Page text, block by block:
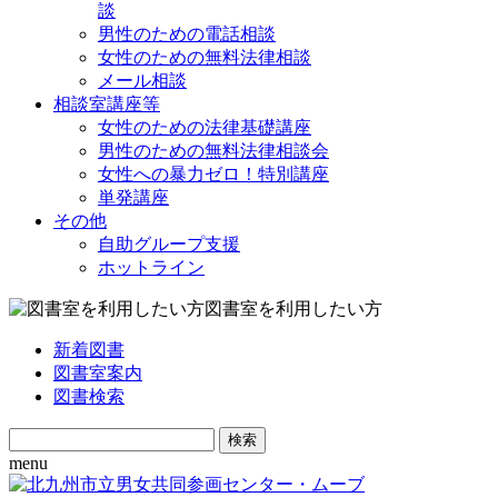
談
男性のための電話相談
女性のための無料法律相談
メール相談
相談室講座等
女性のための法律基礎講座
男性のための無料法律相談会
女性への暴力ゼロ！特別講座
単発講座
その他
自助グループ支援
ホットライン
図書室を利用したい方
新着図書
図書室案内
図書検索
Search
for:
menu